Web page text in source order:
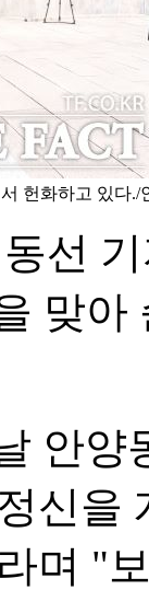
헌화하고 있다./
선
맞
안양
신을
며 "